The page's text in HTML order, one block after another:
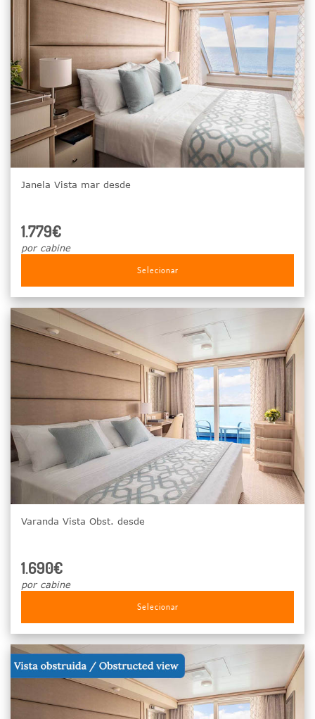
Janela Vista mar desde
1.779€
por cabine
Selecionar
Varanda Vista Obst. desde
1.690€
por cabine
Selecionar